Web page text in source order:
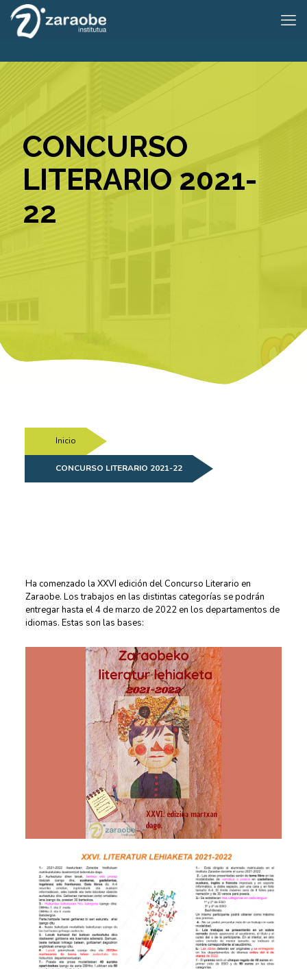
CONCURSO
LITERARIO 2021-
22
Inicio
CONCURSO LITERARIO 2021-22
Ha comenzado la XXVI edición del Concurso Literario en
Zaraobe. Los trabajos en las distintas categorías se podrán
entregar hasta el 4 de marzo de 2022 en los departamentos de
idiomas. Estas son las bases: